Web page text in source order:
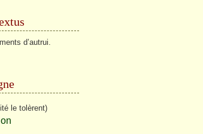
d’autrui.
le tolèrent)